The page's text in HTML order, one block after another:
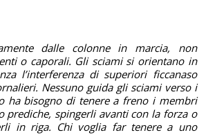
dalle colonne in marcia, non
o caporali. Gli sciami si orientano in
l’interferenza di superiori ficcanaso
Nessuno guida gli sciami verso i
ha bisogno di tenere a freno i membri
prediche, spingerli avanti con la forza o
in riga. Chi voglia far tenere a uno